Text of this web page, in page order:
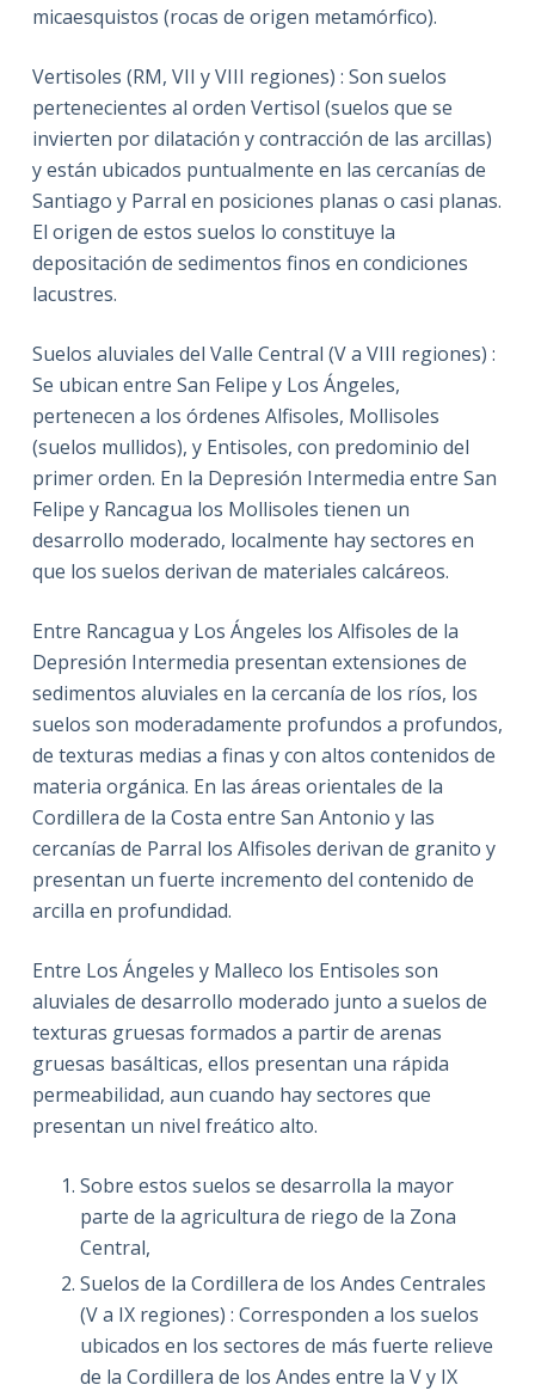
micaesquistos (rocas de origen metamórfico).
Vertisoles (RM, VII y VIII regiones) : Son suelos
pertenecientes al orden Vertisol (suelos que se
invierten por dilatación y contracción de las arcillas)
y están ubicados puntualmente en las cercanías de
Santiago y Parral en posiciones planas o casi planas.
El origen de estos suelos lo constituye la
depositación de sedimentos finos en condiciones
lacustres.
Suelos aluviales del Valle Central (V a VIII regiones) :
Se ubican entre San Felipe y Los Ángeles,
pertenecen a los órdenes Alfisoles, Mollisoles
(suelos mullidos), y Entisoles, con predominio del
primer orden. En la Depresión Intermedia entre San
Felipe y Rancagua los Mollisoles tienen un
desarrollo moderado, localmente hay sectores en
que los suelos derivan de materiales calcáreos.
Entre Rancagua y Los Ángeles los Alfisoles de la
Depresión Intermedia presentan extensiones de
sedimentos aluviales en la cercanía de los ríos, los
suelos son moderadamente profundos a profundos,
de texturas medias a finas y con altos contenidos de
materia orgánica. En las áreas orientales de la
Cordillera de la Costa entre San Antonio y las
cercanías de Parral los Alfisoles derivan de granito y
presentan un fuerte incremento del contenido de
arcilla en profundidad.
Entre Los Ángeles y Malleco los Entisoles son
aluviales de desarrollo moderado junto a suelos de
texturas gruesas formados a partir de arenas
gruesas basálticas, ellos presentan una rápida
permeabilidad, aun cuando hay sectores que
presentan un nivel freático alto.
Sobre estos suelos se desarrolla la mayor
parte de la agricultura de riego de la Zona
Central,
Suelos de la Cordillera de los Andes Centrales
(V a IX regiones) : Corresponden a los suelos
ubicados en los sectores de más fuerte relieve
de la Cordillera de los Andes entre la V y IX